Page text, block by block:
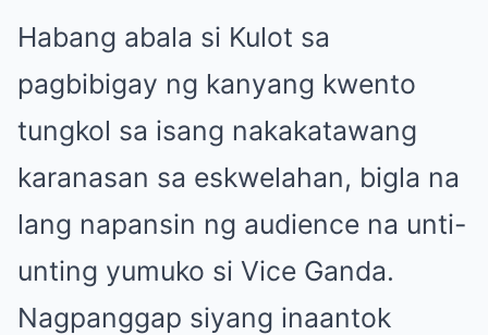
Habang abala si Kulot sa
pagbibigay ng kanyang kwento
tungkol sa isang nakakatawang
karanasan sa eskwelahan, bigla na
lang napansin ng audience na unti-
unting yumuko si Vice Ganda.
Nagpanggap siyang inaantok